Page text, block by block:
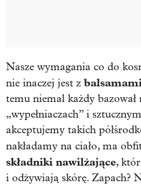
Nasze wymagania co do
nie inaczej jest z
temu niemal każdy bazował
„wypełniaczach” i
akceptujemy takich
nakładamy na ciało, ma
składniki nawilżające,
i odżywiają skórę. Zapach?